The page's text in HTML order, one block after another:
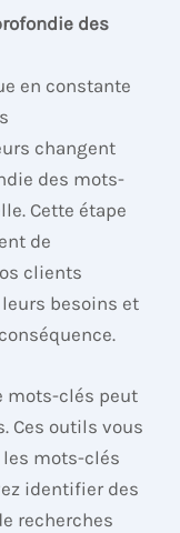
des
en constante
changent
des mots-
Cette étape
de
clients
besoins et
mots-clés peut
Ces outils vous
les mots-clés
identifier des
recherches